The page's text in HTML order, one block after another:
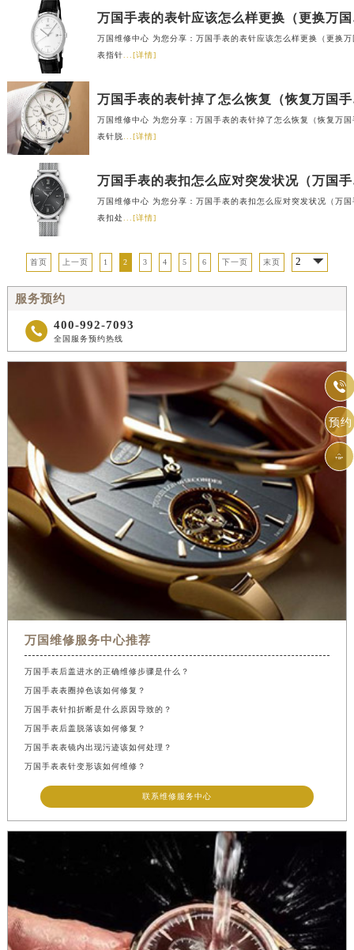
万
万国维修中心 为您分享：万国手表的表针应该怎么样更换（更换万
表指针 ...[详情]
万
万国维修中心 为您分享：万国手表的表针掉了怎么恢复（恢复万国
表针脱 ...[详情]
万
万国维修中心 为您分享：万国手表的表扣怎么应对突发状况（万国
表扣处
...[详情]
首页 上一页 1 2 3 4 5 6 下一页 末页
服务预约
 400-992-7093
全国服务预约热线
万国维修服务中心推荐
万国手表后盖进水的正确维修步骤是什么？
万国手表表圈掉色该如何修复？
万国手表针扣折断是什么原因导致的？
万国手表后盖脱落该如何修复？
万国手表表镜内出现污迹该如何处理？
万国手表表针变形该如何维修？
联系维修服务中心

预约
